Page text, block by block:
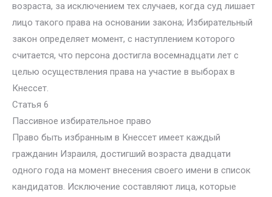
возраста, за исключением тех случаев, когда суд лишает
лицо такого права на основании закона; Избирательный
закон определяет момент, с наступлением которого
считается, что персона достигла восемнадцати лет с
целью осуществления права на участие в выборах в
Кнессет.
Статья 6
Пассивное избирательное право
Право быть избранным в Кнессет имеет каждый
гражданин Израиля, достигший возраста двадцати
одного года на момент внесения своего имени в список
кандидатов. Исключение составляют лица, которые